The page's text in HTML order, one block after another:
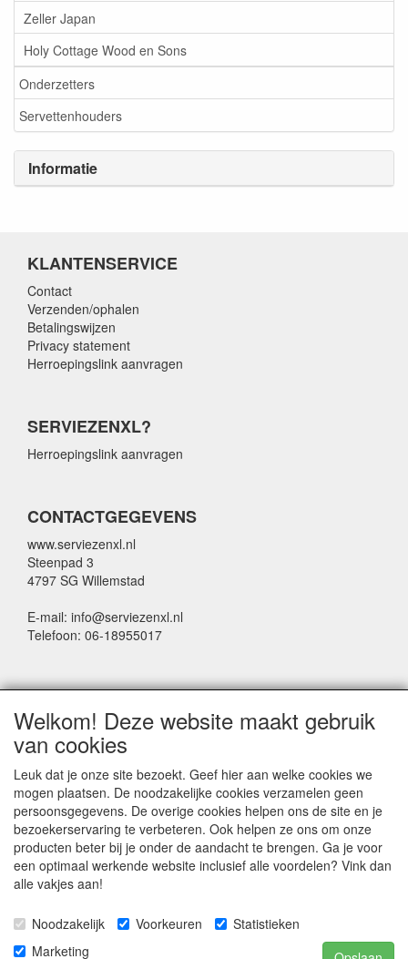
Zeller Japan
Holy Cottage Wood en Sons
Onderzetters
Servettenhouders
Informatie
KLANTENSERVICE
Contact
Verzenden/ophalen
Betalingswijzen
Privacy statement
Herroepingslink aanvragen
SERVIEZENXL?
Herroepingslink aanvragen
CONTACTGEGEVENS
www.serviezenxl.nl
Steenpad 3
4797 SG Willemstad
E-mail: info@serviezenxl.nl
Telefoon: 06-18955017
Voornaam
Achternaam
E-mail
Welkom! Deze website maakt gebruik
van cookies
Leuk dat je onze site bezoekt. Geef hier aan welke cookies we
mogen plaatsen. De noodzakelijke cookies verzamelen geen
persoonsgegevens. De overige cookies helpen ons de site en je
bezoekerservaring te verbeteren. Ook helpen ze ons om onze
producten beter bij je onder de aandacht te brengen. Ga je voor
een optimaal werkende website inclusief alle voordelen? Vink dan
alle vakjes aan!
Noodzakelijk Voorkeuren
Statistieken
Marketing